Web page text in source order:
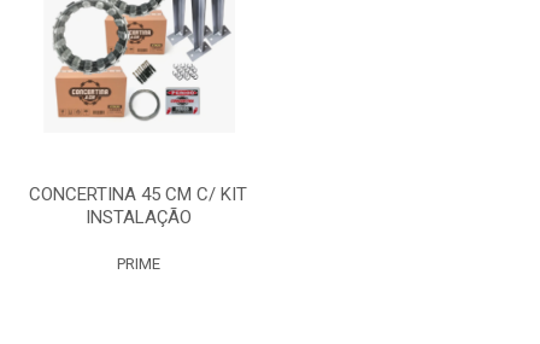
CONCERTINA 45 CM C/ KIT
INSTALAÇÃO
PRIME